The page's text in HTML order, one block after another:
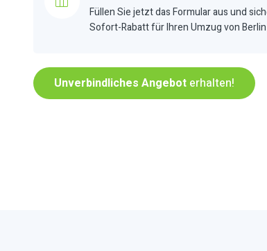
Füllen Sie jetzt das Formular aus und
Sofort-Rabatt für Ihren Umzug von
Unverbindliches Angebot erhalten!